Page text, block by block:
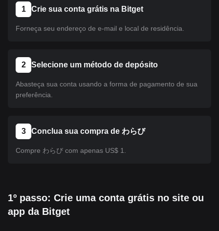
listadas na Bitget.
1 Crie sua conta grátis na Bitget
Forneça seu endereço de e-mail e local de residência.
2 Selecione um método de depósito
Abasteça sua conta usando a forma de pagamento de sua
preferência.
3 Conclua sua compra de わらび
Compre わらび com apenas US$ 1.
1º passo: Crie uma conta grátis no site ou
app da Bitget